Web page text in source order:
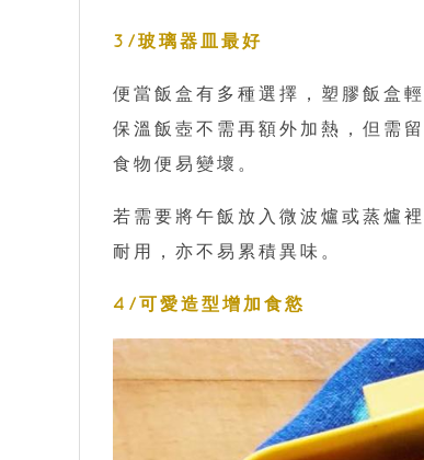
3/玻璃器皿最好
便當飯盒有多種選擇，塑膠飯盒
保溫飯壺不需再額外加熱，但需
食物便易變壞。
若需要將午飯放入微波爐或蒸爐
耐用，亦不易累積異味。
4/可愛造型增加食慾